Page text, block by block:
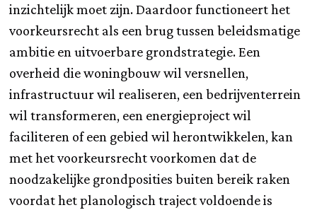
inzichtelijk moet zijn. Daardoor functioneert het
voorkeursrecht als een brug tussen beleidsmatige
ambitie en uitvoerbare grondstrategie. Een
overheid die woningbouw wil versnellen,
infrastructuur wil realiseren, een bedrijventerrein
wil transformeren, een energieproject wil
faciliteren of een gebied wil herontwikkelen, kan
met het voorkeursrecht voorkomen dat de
noodzakelijke grondposities buiten bereik raken
voordat het planologisch traject voldoende is